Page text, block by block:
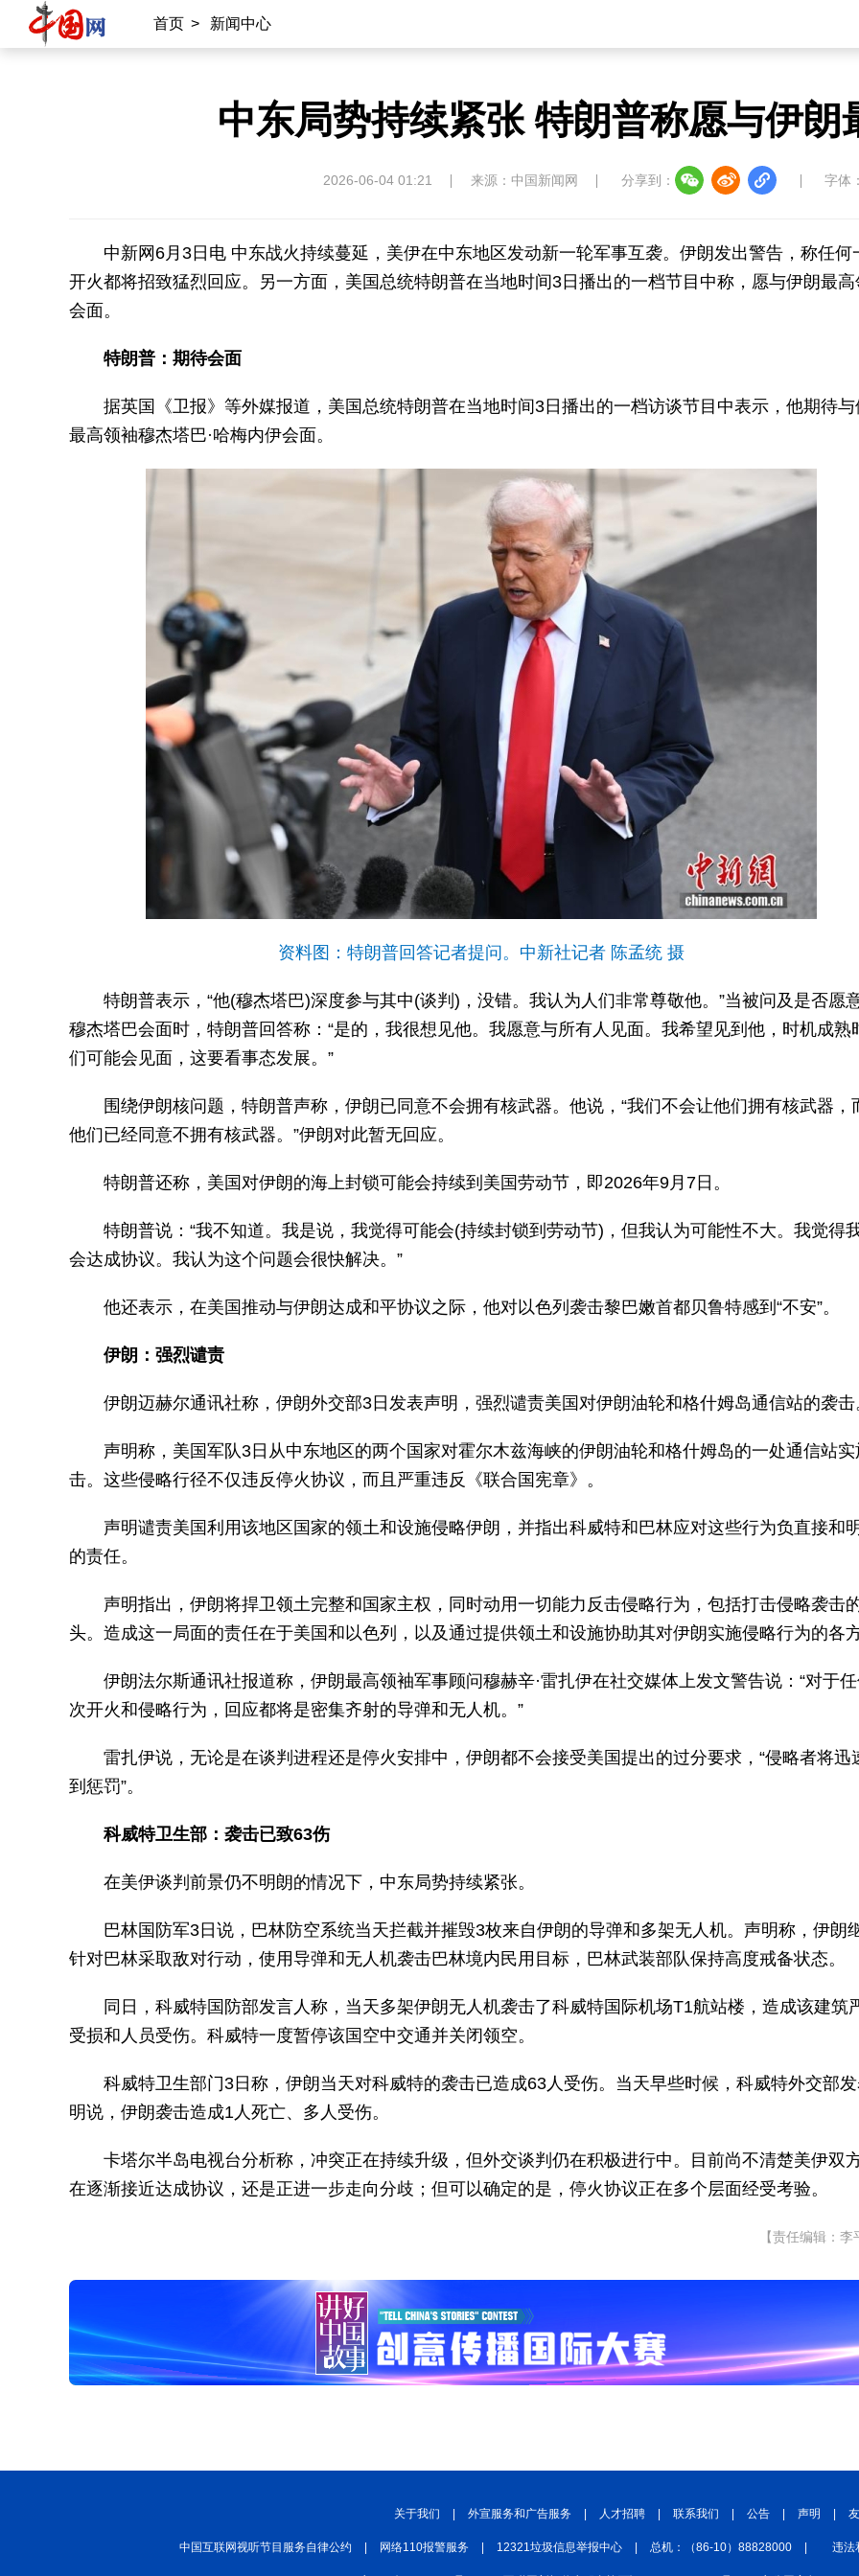
首页 > 新闻中心
中东局势持续紧张 特朗普称愿与伊朗
2026-06-04 01:21 来源：中国新闻网 分享到： 字体：
中新网6月3日电 中东战火持续蔓延，美伊在中东地区发动新一轮军事互袭。伊朗发出警告，称任何
开火都将招致猛烈回应。另一方面，美国总统特朗普在当地时间3日播出的一档节目中称，愿与伊朗最高
会面。
特朗普：期待会面
据英国《卫报》等外媒报道，美国总统特朗普在当地时间3日播出的一档访谈节目中表示，他期待与
最高领袖穆杰塔巴·哈梅内伊会面。
资料图：特朗普回答记者提问。中新社记者 陈孟统 摄
特朗普表示，“他(穆杰塔巴)深度参与其中(谈判)，没错。我认为人们非常尊敬他。”当被问及是否愿
穆杰塔巴会面时，特朗普回答称：“是的，我很想见他。我愿意与所有人见面。我希望见到他，时机成熟
们可能会见面，这要看事态发展。”
围绕伊朗核问题，特朗普声称，伊朗已同意不会拥有核武器。他说，“我们不会让他们拥有核武器，
他们已经同意不拥有核武器。”伊朗对此暂无回应。
特朗普还称，美国对伊朗的海上封锁可能会持续到美国劳动节，即2026年9月7日。
特朗普说：“我不知道。我是说，我觉得可能会(持续封锁到劳动节)，但我认为可能性不大。我觉得
会达成协议。我认为这个问题会很快解决。”
他还表示，在美国推动与伊朗达成和平协议之际，他对以色列袭击黎巴嫩首都贝鲁特感到“不安”。
伊朗：强烈谴责
伊朗迈赫尔通讯社称，伊朗外交部3日发表声明，强烈谴责美国对伊朗油轮和格什姆岛通信站的袭击
声明称，美国军队3日从中东地区的两个国家对霍尔木兹海峡的伊朗油轮和格什姆岛的一处通信站实
击。这些侵略行径不仅违反停火协议，而且严重违反《联合国宪章》。
声明谴责美国利用该地区国家的领土和设施侵略伊朗，并指出科威特和巴林应对这些行为负直接和
的责任。
声明指出，伊朗将捍卫领土完整和国家主权，同时动用一切能力反击侵略行为，包括打击侵略袭击
头。造成这一局面的责任在于美国和以色列，以及通过提供领土和设施协助其对伊朗实施侵略行为的各方
伊朗法尔斯通讯社报道称，伊朗最高领袖军事顾问穆赫辛·雷扎伊在社交媒体上发文警告说：“对于
次开火和侵略行为，回应都将是密集齐射的导弹和无人机。”
雷扎伊说，无论是在谈判进程还是停火安排中，伊朗都不会接受美国提出的过分要求，“侵略者将迅
到惩罚”。
科威特卫生部：袭击已致63伤
在美伊谈判前景仍不明朗的情况下，中东局势持续紧张。
巴林国防军3日说，巴林防空系统当天拦截并摧毁3枚来自伊朗的导弹和多架无人机。声明称，伊朗
针对巴林采取敌对行动，使用导弹和无人机袭击巴林境内民用目标，巴林武装部队保持高度戒备状态。
同日，科威特国防部发言人称，当天多架伊朗无人机袭击了科威特国际机场T1航站楼，造成该建筑
受损和人员受伤。科威特一度暂停该国空中交通并关闭领空。
科威特卫生部门3日称，伊朗当天对科威特的袭击已造成63人受伤。当天早些时候，科威特外交部
明说，伊朗袭击造成1人死亡、多人受伤。
卡塔尔半岛电视台分析称，冲突正在持续升级，但外交谈判仍在积极进行中。目前尚不清楚美伊双
在逐渐接近达成协议，还是正进一步走向分歧；但可以确定的是，停火协议正在多个层面经受考验。
【责任编辑：李
关于我们 外宣服务和广告服务 人才招聘 联系我们 公告 声明
中国互联网视听节目服务自律公约 网络110报警服务 12321垃圾信息举报中心 总机：（86-10）88828000 违法